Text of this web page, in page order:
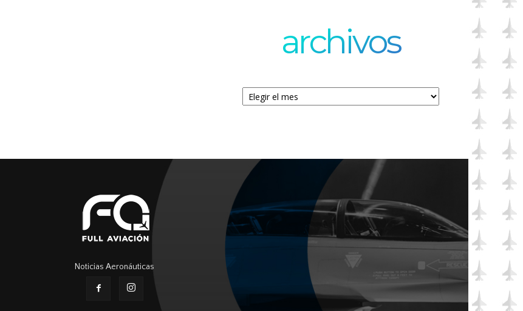
archivos
Archivos
Noticias Aeronáuticas